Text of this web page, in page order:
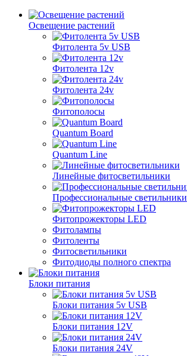
Освещение растений
Фитолента 5v USB
Фитолента 12v
Фитолента 24v
Фитополосы
Quantum Board
Quantum Line
Линейные фитосветильники
Профессиональные светильники
Фитопрожекторы LED
Фитолампы
Фитоленты
Фитосветильники
Фитодиоды полного спектра
Блоки питания
Блоки питания 5v USB
Блоки питания 12V
Блоки питания 24V